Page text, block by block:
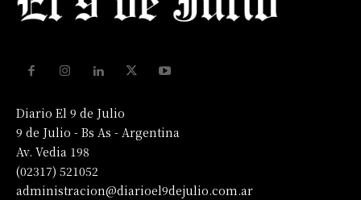
Diario El 9 de Julio
9 de Julio - Bs As - Argentina
Av. Vedia 198
(02317) 521052
administracion@diarioel9dejulio.com.ar